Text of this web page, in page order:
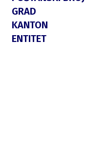
GRAD
KANTON
ENTITET